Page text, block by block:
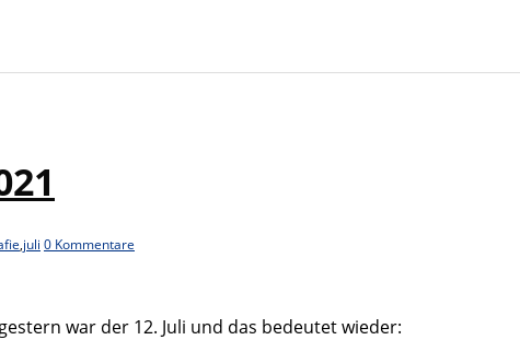
,juli 0 Kommentare
war der 12. Juli und das bedeutet wieder: